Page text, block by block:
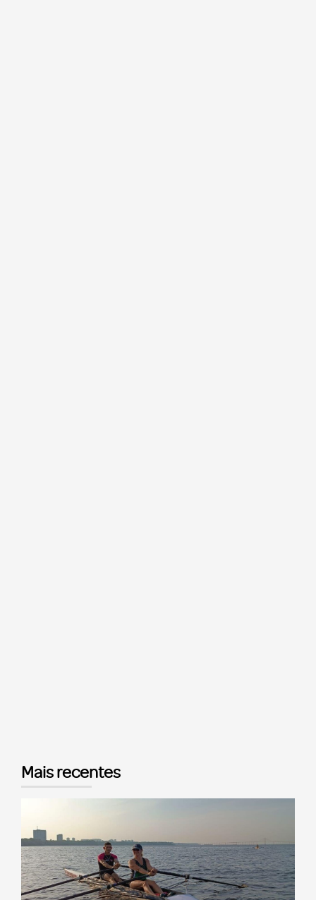
Mais recentes